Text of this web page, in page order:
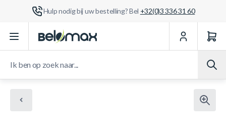
Hulp nodig bij uw bestelling? Bel +32(0)3 336 31 60
Ga naar de inhoud